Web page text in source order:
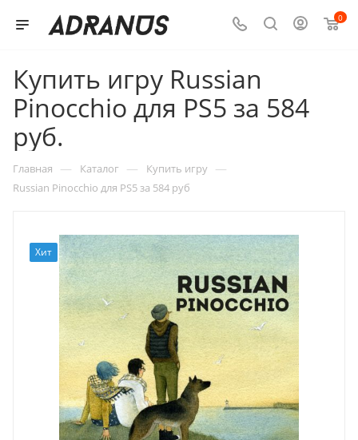
0
Купить игру Russian
Pinocchio для PS5 за 584
руб.
Главная — Каталог — Купить игру —
Russian Pinocchio для PS5 за 584 руб
Хит